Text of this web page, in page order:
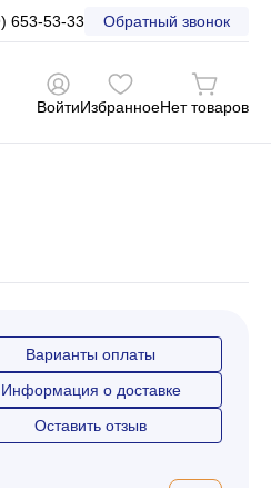
653-53-33 Обратный звонок
ВойтиИзбранноеНет товаров
Варианты оплаты
Информация о доставке
Оставить отзыв